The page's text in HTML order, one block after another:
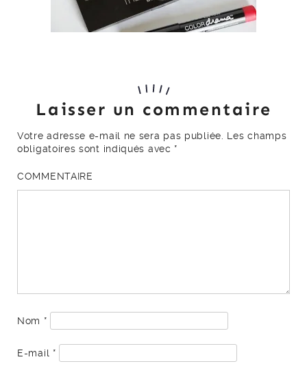
Laisser un commentaire
Votre adresse e-mail ne sera pas publiée.
Les champs
obligatoires sont indiqués avec *
COMMENTAIRE
Nom *
E-mail *